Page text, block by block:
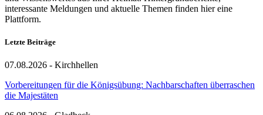
interessante Meldungen und aktuelle Themen finden hier eine
Plattform.
Letzte Beiträge
07.08.2026 - Kirchhellen
Vorbereitungen für die Königsübung: Nachbarschaften überraschen
die Majestäten